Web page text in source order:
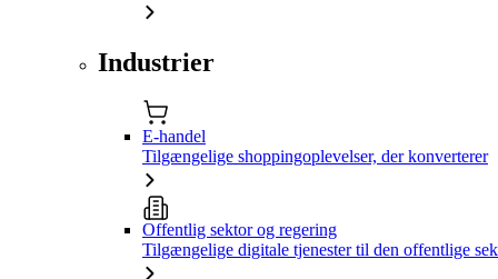
Industrier
E-handel
Tilgængelige shoppingoplevelser, der konverterer
Offentlig sektor og regering
Tilgængelige digitale tjenester til den offentlige